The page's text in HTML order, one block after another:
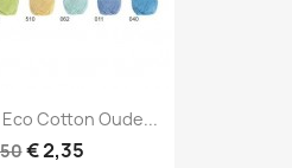
Eco Cotton Oude...
€ 2,35